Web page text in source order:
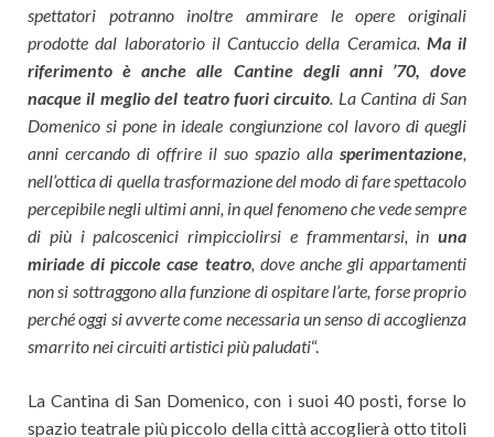
spettatori potranno inoltre ammirare le opere originali
prodotte dal laboratorio il Cantuccio della Ceramica. Ma il
riferimento è anche alle Cantine degli anni ’70, dove
nacque il meglio del teatro fuori circuito. La Cantina di San
Domenico si pone in ideale congiunzione col lavoro di quegli
anni cercando di offrire il suo spazio alla sperimentazione,
nell’ottica di quella trasformazione del modo di fare spettacolo
percepibile negli ultimi anni, in quel fenomeno che vede sempre
di più i palcoscenici rimpicciolirsi e frammentarsi, in una
miriade di piccole case teatro, dove anche gli appartamenti
non si sottraggono alla funzione di ospitare l’arte, forse proprio
perché oggi si avverte come necessaria un senso di accoglienza
smarrito nei circuiti artistici più paludati“.
La Cantina di San Domenico, con i suoi 40 posti, forse lo
spazio teatrale più piccolo della città accoglierà otto titoli